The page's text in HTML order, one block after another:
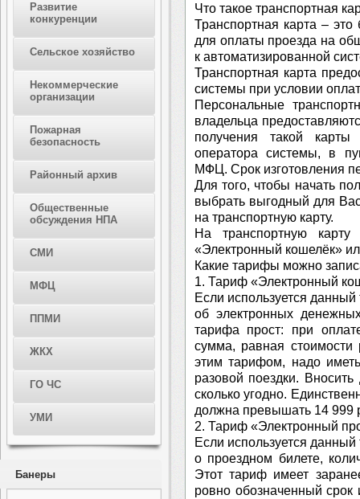
Развитие
конкуренции
Сельское хозяйство
Некоммерческие
организации
Пожарная
безопасность
Районный архив
Общественные
обсуждения НПА
СМИ
МФЦ
ППМИ
ЖКХ
ГО ЧС
УМИ
Банеры
Что такое транспортная
Транспортная карта – это
для оплаты проезда на
к автоматизированной
Транспортная карта
системы при условии
Персональные
владельца
получения такой
оператора системы, в
МФЦ. Срок изготовления
Для того, чтобы начать
выбрать выгодный для
на транспортную карту.
На транспортную
«Электронный кошелёк»
Какие тарифы можно
1. Тариф «Электронный
Если используется
об электронных
тарифа прост: при
сумма, равная стоимости
этим тарифом, надо
разовой поездки.
сколько угодно.
должна превышать 14 999
2. Тариф «Электронный
Если используется
о проездном билете,
Этот тариф имеет
ровно обозначенный срок